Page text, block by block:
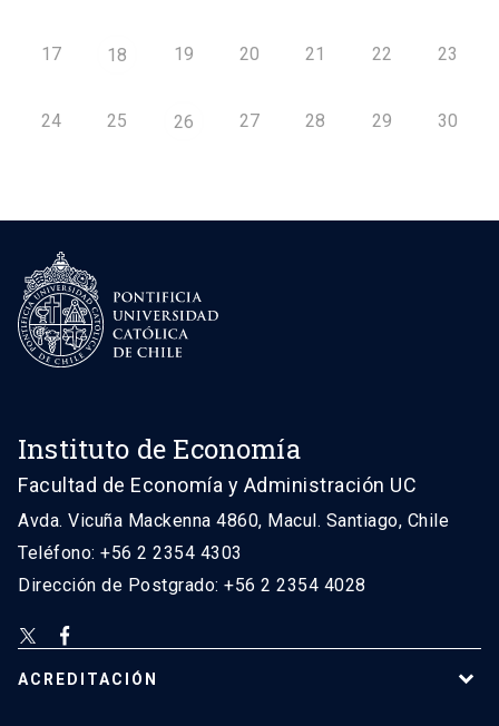
17 18 19 20 21 22 23
24 25 26 27 28 29 30
Instituto de Economía
Facultad de Economía y Administración UC
Avda. Vicuña Mackenna 4860, Macul. Santiago, Chile
Teléfono: +56 2 2354 4303
Dirección de Postgrado: +56 2 2354 4028
ACREDITACIÓN